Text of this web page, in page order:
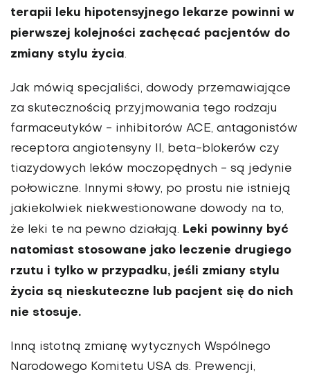
terapii leku hipotensyjnego lekarze powinni w
pierwszej kolejności zachęcać pacjentów do
zmiany stylu życia.
Jak mówią specjaliści, dowody przemawiające
za skutecznością przyjmowania tego rodzaju
farmaceutyków - inhibitorów ACE, antagonistów
receptora angiotensyny II, beta-blokerów czy
tiazydowych leków moczopędnych - są jedynie
połowiczne. Innymi słowy, po prostu nie istnieją
jakiekolwiek niekwestionowane dowody na to,
że leki te na pewno działają. Leki powinny być
natomiast stosowane jako leczenie drugiego
rzutu i tylko w przypadku, jeśli zmiany stylu
życia są nieskuteczne lub pacjent się do nich
nie stosuje.
Inną istotną zmianę wytycznych Wspólnego
Narodowego Komitetu USA ds. Prewencji,